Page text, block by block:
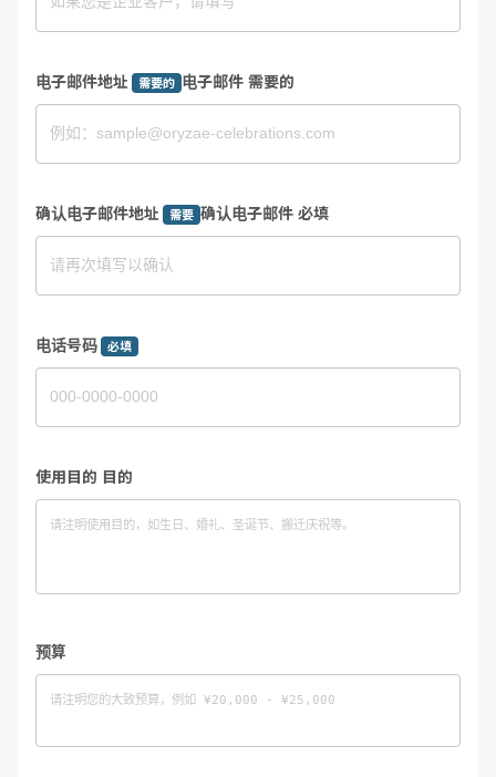
电子邮件地址 需要的 电子邮件 需要的
确认电子邮件地址 需要 确认电子邮件 必填
电话号码 必填
使用目的 目的
预算